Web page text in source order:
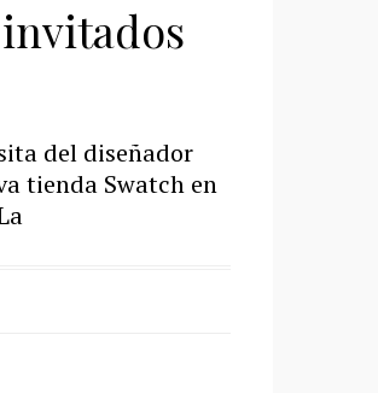
del diseñador
tienda Swatch en